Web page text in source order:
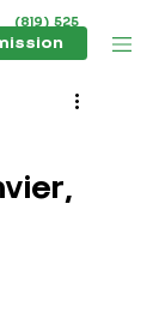
(819) 525
6434